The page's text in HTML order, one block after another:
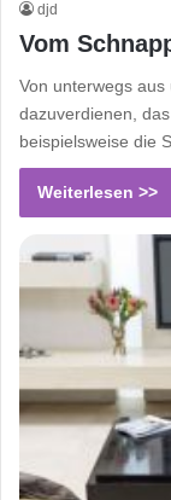
djd
Vom
Von unterwegs
dazuverdienen,
beispielsweise die
Weiterlesen >>